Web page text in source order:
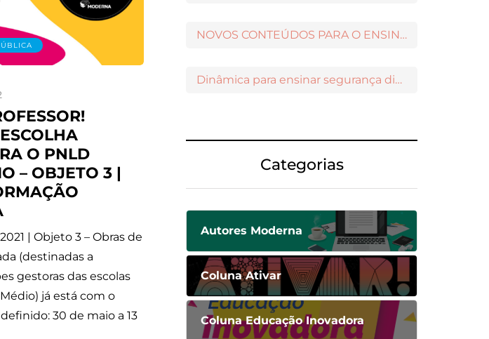
O PNLD
– OBJETO 3 |
| Objeto 3 – Obras de
(destinadas a
gestoras das escolas
já está com o
30 de maio a 13
NOVOS CONTEÚDOS PARA O ENSINO MÉDIO DISPONÍVEIS NO MODERNAMIGOS
Dinâmica para ensinar segurança digital nos Anos Iniciais
Categorias
Autores Moderna
Coluna Ativar
Coluna Educação Inovadora